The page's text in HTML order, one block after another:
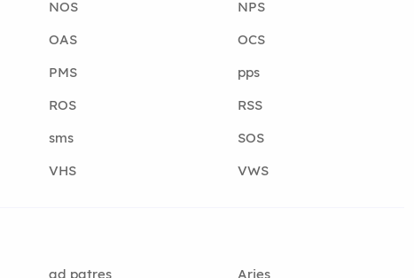
NOS
NPS
OAS
OCS
PMS
pps
ROS
RSS
sms
SOS
VHS VWS
ad patres Aries